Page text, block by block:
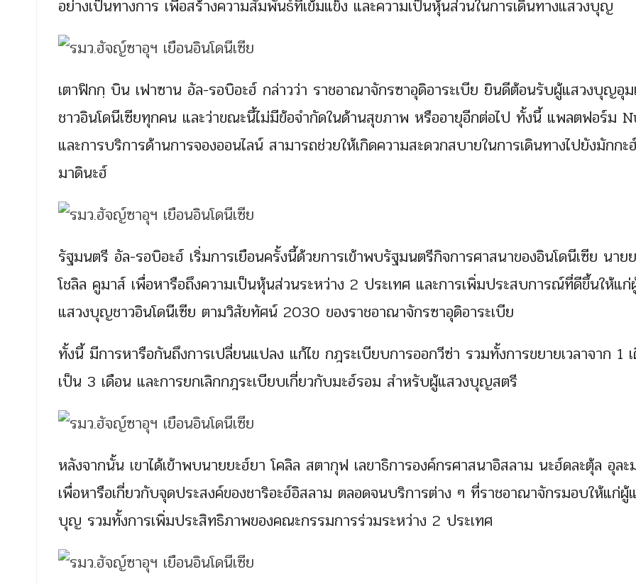
อย่างเป็นทางการ เพื่อสร้างความสัมพันธ์ที่เข้มแข็ง และความเป็นหุ้นส่วนในการเดินทางแสวงบุญ
เตาฟิกกฺ บิน เฟาซาน อัล-รอบิอะฮ์ กล่าวว่า ราชอาณาจักรซาอุดิอาระเบีย ยินดีต้อนรับผู้แสวงบุญอุม
ชาวอินโดนีเซียทุกคน และว่าขณะนี้ไม่มีข้อจำกัดในด้านสุขภาพ หรืออายุอีกต่อไป ทั้งนี้ แพลตฟอร์ม
และการบริการด้านการจองออนไลน์ สามารถช่วยให้เกิดความสะดวกสบายในการเดินทางไปยังมักกะ
มาดินะฮ์
รัฐมนตรี อัล-รอบิอะฮ์ เริ่มการเยือนครั้งนี้ด้วยการเข้าพบรัฐมนตรีกิจการศาสนาของอินโดนีเซีย นาย
โชลิล คูมาส์ เพื่อหารือถึงความเป็นหุ้นส่วนระหว่าง 2 ประเทศ และการเพิ่มประสบการณ์ที่ดีขึ้นให้แก่
แสวงบุญชาวอินโดนีเซีย ตามวิสัยทัศน์ 2030 ของราชอาณาจักรซาอุดิอาระเบีย
ทั้งนี้ มีการหารือกันถึงการเปลี่ยนแปลง แก้ไข กฎระเบียบการออกวีซ่า รวมทั้งการขยายเวลาจาก 1
เป็น 3 เดือน และการยกเลิกกฎระเบียบเกี่ยวกับมะฮ์รอม สำหรับผู้แสวงบุญสตรี
หลังจากนั้น เขาได้เข้าพบนายยะฮ์ยา โคลิล สตากุฟ เลขาธิการองค์กรศาสนาอิสลาม นะฮ์ดละตุ้ล อุละ
เพื่อหารือเกี่ยวกับจุดประสงค์ของชาริอะฮ์อิสลาม ตลอดจนบริการต่าง ๆ ที่ราชอาณาจักรมอบให้แก่ผู้
บุญ รวมทั้งการเพิ่มประสิทธิภาพของคณะกรรมการร่วมระหว่าง 2 ประเทศ